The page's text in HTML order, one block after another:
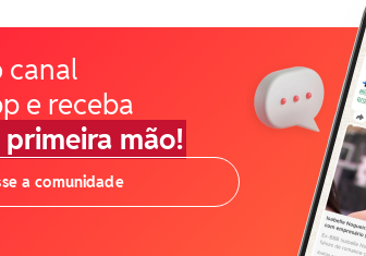
canal
e receba
mão!
a comunidade